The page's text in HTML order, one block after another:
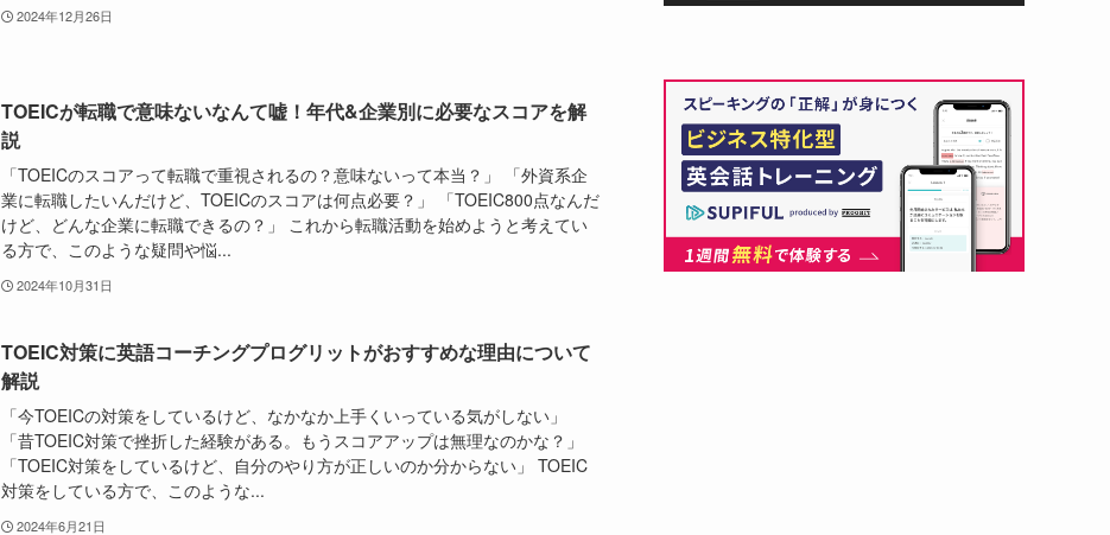
2024年12月26日
TOEICが転職で意味ないなんて嘘！年代&企業別に必要なスコアを解
説
「TOEICのスコアって転職で重視されるの？意味ないって本当？」 「外資系企
業に転職したいんだけど、TOEICのスコアは何点必要？」 「TOEIC800点なんだ
けど、どんな企業に転職できるの？」 これから転職活動を始めようと考えてい
る方で、このような疑問や悩...
2024年10月31日
TOEIC対策に英語コーチングプログリットがおすすめな理由について
解説
「今TOEICの対策をしているけど、なかなか上手くいっている気がしない」
「昔TOEIC対策で挫折した経験がある。もうスコアアップは無理なのかな？」
「TOEIC対策をしているけど、自分のやり方が正しいのか分からない」 TOEIC
対策をしている方で、このような...
2024年6月21日